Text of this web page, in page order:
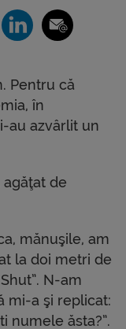
Pentru că
în
au azvârlit un
de
mănuşile, am
la doi metri de
N-am
mi-a şi replicat:
numele ăsta?”.